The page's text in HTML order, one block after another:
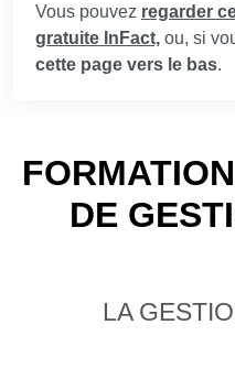
Vous pouvez regarder
gratuite InFact, ou, si
cette page vers le bas.
DE
LA